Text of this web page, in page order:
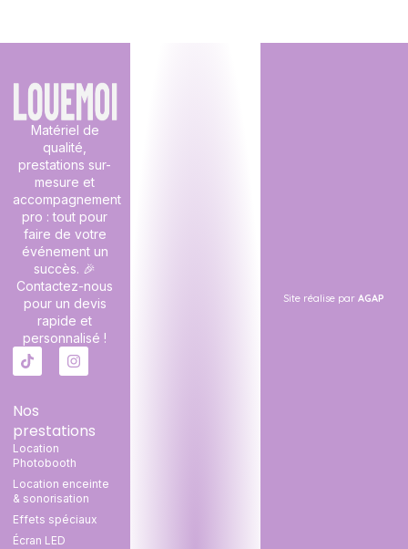
Matériel de
qualité,
prestations sur-
mesure et
accompagnement
pro : tout pour
faire de votre
événement un
succès. 🎉
Contactez-nous
pour un devis
rapide et
personnalisé !
Nos
prestations
Location
Photobooth
Location enceinte
& sonorisation
Effets spéciaux
Écran LED
Site réalise parAGAP